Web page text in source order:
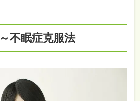
不眠症克服法